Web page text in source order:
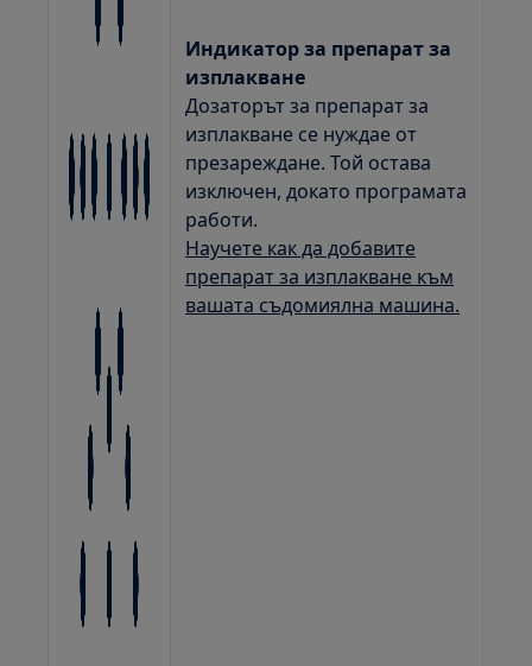
Индикатор за препарат за
изплакване
Дозаторът за препарат за
изплакване се нуждае от
презареждане. Той остава
изключен, докато програмата
работи.
Научете как да добавите
препарат за изплакване към
вашата съдомиялна машина.